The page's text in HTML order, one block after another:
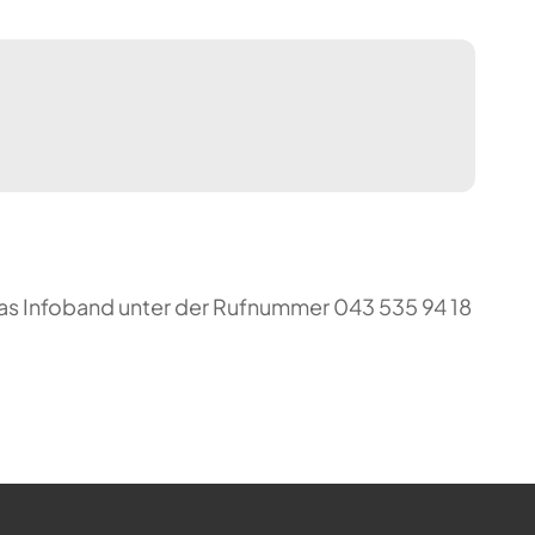
Infoband unter der Rufnummer 043 535 94 18